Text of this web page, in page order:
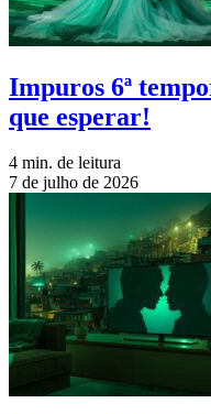
Impuros 6ª
que esperar!
4 min. de leitura
7 de julho de 2026